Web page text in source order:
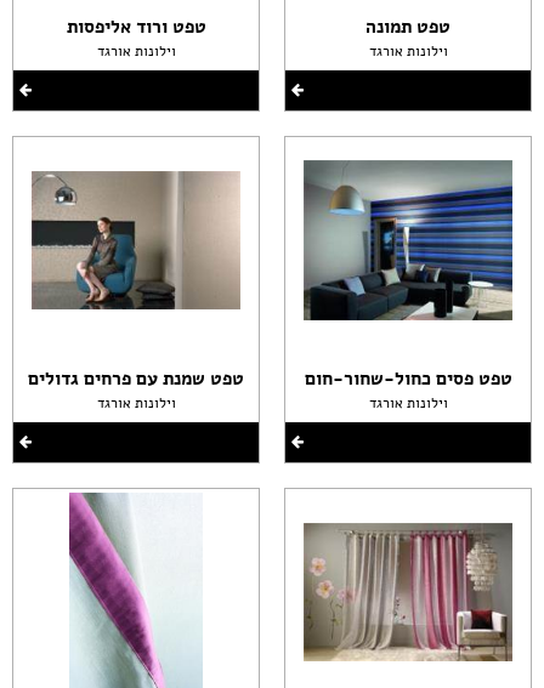
טפט תמונה
וילונות אורגד
טפט פסים כחול-שחור-חום
וילונות אורגד
טפט ורוד אליפסות
וילונות אורגד
טפט שמנת עם פרחים גדולים
וילונות אורגד